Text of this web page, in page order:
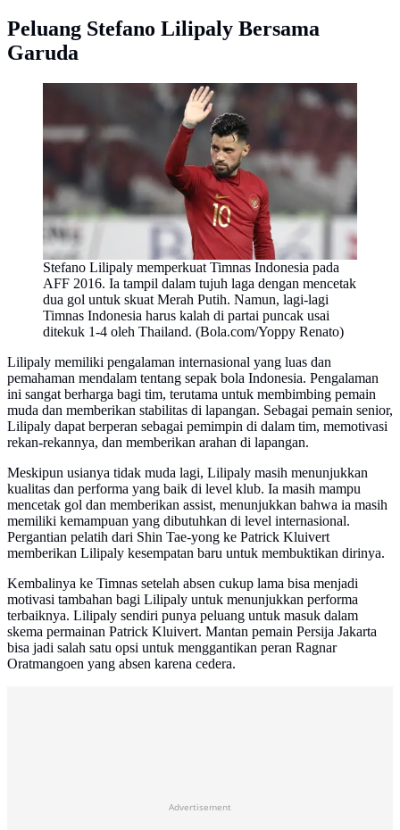
Peluang Stefano Lilipaly Bersama
Garuda
Stefano Lilipaly memperkuat Timnas Indonesia pada
AFF 2016. Ia tampil dalam tujuh laga dengan mencetak
dua gol untuk skuat Merah Putih. Namun, lagi-lagi
Timnas Indonesia harus kalah di partai puncak usai
ditekuk 1-4 oleh Thailand. (Bola.com/Yoppy Renato)
Lilipaly memiliki pengalaman internasional yang luas dan
pemahaman mendalam tentang sepak bola Indonesia. Pengalaman
ini sangat berharga bagi tim, terutama untuk membimbing pemain
muda dan memberikan stabilitas di lapangan. Sebagai pemain senior,
Lilipaly dapat berperan sebagai pemimpin di dalam tim, memotivasi
rekan-rekannya, dan memberikan arahan di lapangan.
Meskipun usianya tidak muda lagi, Lilipaly masih menunjukkan
kualitas dan performa yang baik di level klub. Ia masih mampu
mencetak gol dan memberikan assist, menunjukkan bahwa ia masih
memiliki kemampuan yang dibutuhkan di level internasional.
Pergantian pelatih dari Shin Tae-yong ke Patrick Kluivert
memberikan Lilipaly kesempatan baru untuk membuktikan dirinya.
Kembalinya ke Timnas setelah absen cukup lama bisa menjadi
motivasi tambahan bagi Lilipaly untuk menunjukkan performa
terbaiknya. Lilipaly sendiri punya peluang untuk masuk dalam
skema permainan Patrick Kluivert. Mantan pemain Persija Jakarta
bisa jadi salah satu opsi untuk menggantikan peran Ragnar
Oratmangoen yang absen karena cedera.
Advertisement